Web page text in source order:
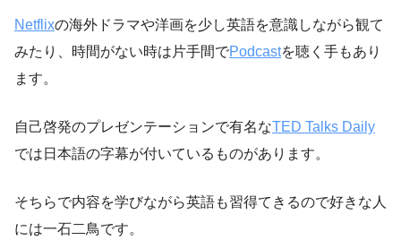
Netflixの海外ドラマや洋画を少し英語を意識しながら観て
みたり、時間がない時は片手間でPodcastを聴く手もあり
ます。
自己啓発のプレゼンテーションで有名なTED Talks Daily
では日本語の字幕が付いているものがあります。
そちらで内容を学びながら英語も習得てきるので好きな人
には一石二鳥です。